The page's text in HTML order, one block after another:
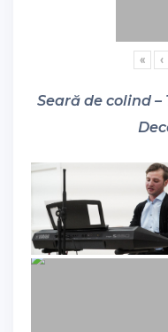
« ‹
Seară de colind –